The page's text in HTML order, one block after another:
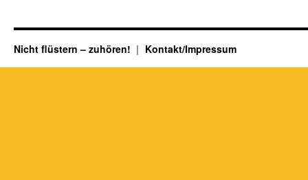
Nicht flüstern – zuhören! Kontakt/Impressum